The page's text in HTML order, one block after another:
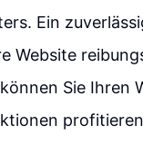
Ein
Website
Sie Ihren